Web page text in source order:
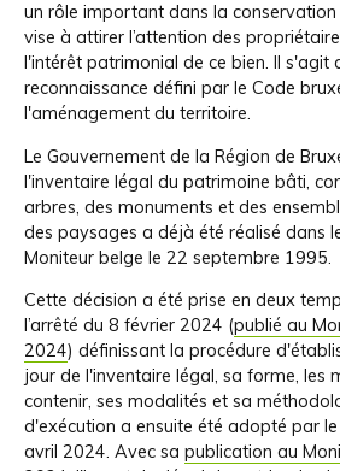
un rôle important dans la
vise à attirer l’attention des
l'intérêt patrimonial de ce bien. Il s'agit
reconnaissance défini par le Code
l'aménagement du territoire.
Le Gouvernement de la Région de
l'inventaire légal du patrimoine bâti,
arbres, des monuments et des
des paysages a déjà été réalisé dans
Moniteur belge le 22 septembre 1995.
Cette décision a été prise en deux
l’arrêté du 8 février 2024 (publié au
2024) définissant la procédure
jour de l'inventaire légal, sa forme, les
contenir, ses modalités et sa
d'exécution a ensuite été adopté par
avril 2024. Avec sa publication au